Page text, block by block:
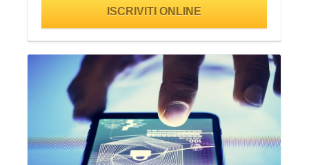
ISCRIVITI ONLINE